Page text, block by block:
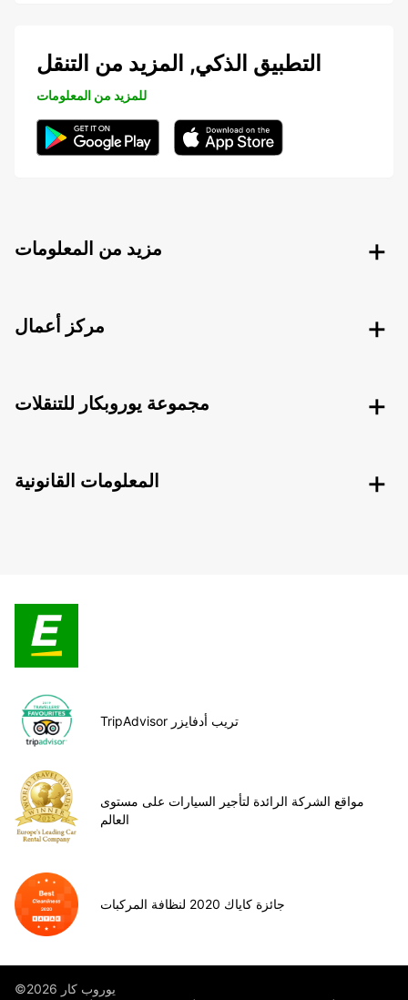
التطبيق الذكي, المزيد من التنقل
للمزيد من المعلومات
مزيد من المعلومات
مركز أعمال
مجموعة يوروبكار للتنقلات
المعلومات القانونية
TripAdvisor تريب أدفايزر
مواقع الشركة الرائدة لتأجير السيارات على مستوى
العالم
جائزة كاياك 2020 لنظافة المركبات
©يوروب كار 2026